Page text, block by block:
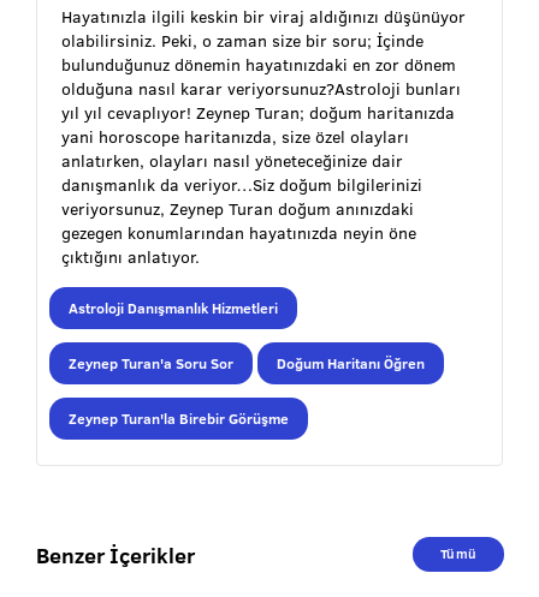
Hayatınızla ilgili keskin bir viraj aldığınızı düşünüyor
olabilirsiniz. Peki, o zaman size bir soru; İçinde
bulunduğunuz dönemin hayatınızdaki en zor dönem
olduğuna nasıl karar veriyorsunuz?Astroloji bunları
yıl yıl cevaplıyor! Zeynep Turan; doğum haritanızda
yani horoscope haritanızda, size özel olayları
anlatırken, olayları nasıl yöneteceğinize dair
danışmanlık da veriyor…Siz doğum bilgilerinizi
veriyorsunuz, Zeynep Turan doğum anınızdaki
gezegen konumlarından hayatınızda neyin öne
çıktığını anlatıyor.
Astroloji Danışmanlık Hizmetleri
Zeynep Turan'a Soru Sor Doğum Haritanı Öğren
Zeynep Turan'la Birebir Görüşme
Benzer İçerikler Tümü